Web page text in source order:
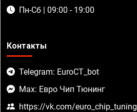
Пн-Сб | 09:00 - 19:00
Контакты
Telegram: EuroCT_bot
Max: Евро Чип Тюнинг
https://vk.com/euro_chip_tuning